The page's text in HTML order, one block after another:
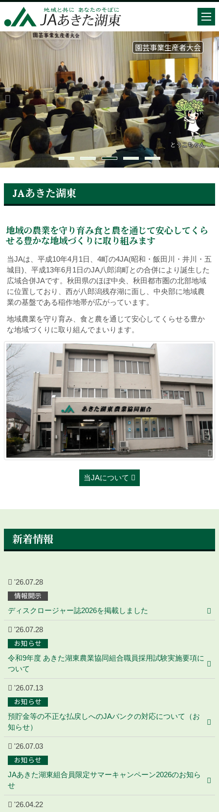
園芸事業生産者大会
とうこちゃん
JAあきた湖東
地域の農業を守り育み食と農を通じて安心してくら
せる豊かな地域づくりに取り組みます
当JAは、平成10年4月1日、4町の4JA(昭和・飯田川・井川・五
城目)、平成13年6月1日のJA八郎潟町との合併により誕生した
広域合併JAです。秋田県のほぼ中央、秋田都市圏の北部地域
に位置しており、西が八郎潟残存湖に面し、中央部に地域農
業の基盤である稲作地帯が広がっています。
地域農業を守り育み、食と農を通じて安心してくらせる豊か
な地域づくりに取り組んでまいります。
当JAについて
新着情報
'26.07.28
情報開示
ディスクロージャー誌2026を掲載しました
'26.07.28
お知らせ
令和9年度 あきた湖東農業協同組合職員採用試験実施要項に
ついて
'26.07.13
お知らせ
預貯金等の不正な払戻しへのJAバンクの対応について（お
知らせ）
'26.07.03
お知らせ
JAあきた湖東組合員限定サマーキャンペーン2026のお知ら
せ
'26.04.22